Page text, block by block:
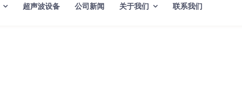
超声波设备 公司新闻 关于我们 联系我们